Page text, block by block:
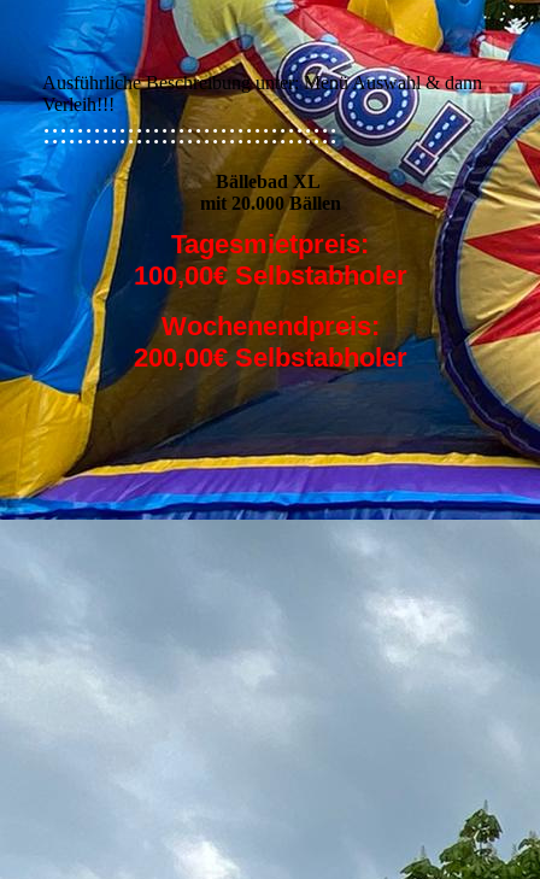
Ausführliche Beschreibung unter: Menü Auswahl & dann
Verleih!!!
:::::::::::::::::::::::::::::::::::
Bällebad XL
mit 20.000 Bällen
Tagesmietpreis:
100,00€ Selbstabholer
Wochenendpreis:
200,00€ Selbstabholer